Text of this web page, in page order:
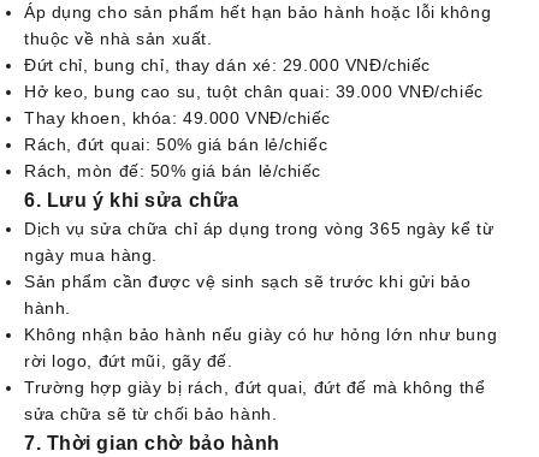
Áp dụng cho sản phẩm hết hạn bảo hành hoặc lỗi không
thuộc về nhà sản xuất.
Đứt chỉ, bung chỉ, thay dán xé: 29.000 VNĐ/chiếc
Hở keo, bung cao su, tuột chân quai: 39.000 VNĐ/chiếc
Thay khoen, khóa: 49.000 VNĐ/chiếc
Rách, đứt quai: 50% giá bán lẻ/chiếc
Rách, mòn đế: 50% giá bán lẻ/chiếc
6. Lưu ý khi sửa chữa
Dịch vụ sửa chữa chỉ áp dụng trong vòng 365 ngày kể từ
ngày mua hàng.
Sản phẩm cần được vệ sinh sạch sẽ trước khi gửi bảo
hành.
Không nhận bảo hành nếu giày có hư hỏng lớn như bung
rời logo, đứt mũi, gãy đế.
Trường hợp giày bị rách, đứt quai, đứt đế mà không thể
sửa chữa sẽ từ chối bảo hành.
7. Thời gian chờ bảo hành